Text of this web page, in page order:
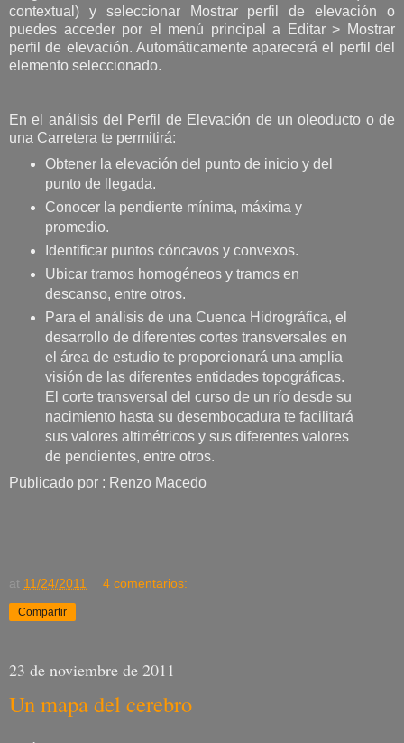
contextual) y seleccionar Mostrar perfil de elevación o
puedes acceder por el menú principal a Editar > Mostrar
perfil de elevación. Automáticamente aparecerá el perfil del
elemento seleccionado.
En el análisis del Perfil de Elevación de un oleoducto o de
una Carretera te permitirá:
Obtener la elevación del punto de inicio y del
punto de llegada.
Conocer la pendiente mínima, máxima y
promedio.
Identificar puntos cóncavos y convexos.
Ubicar tramos homogéneos y tramos en
descanso, entre otros.
Para el análisis de una Cuenca Hidrográfica, el
desarrollo de diferentes cortes transversales en
el área de estudio te proporcionará una amplia
visión de las diferentes entidades topográficas.
El corte transversal del curso de un río desde su
nacimiento hasta su desembocadura te facilitará
sus valores altimétricos y sus diferentes valores
de pendientes, entre otros.
Publicado por : Renzo Macedo
at 11/24/2011 4 comentarios:
Compartir
23 de noviembre de 2011
Un mapa del cerebro